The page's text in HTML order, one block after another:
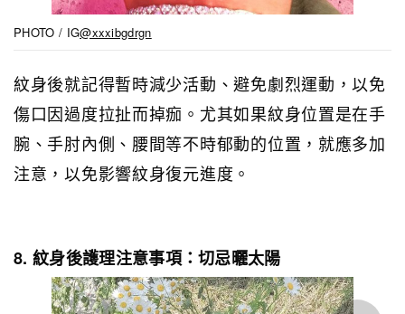
PHOTO / IG@xxxibgdrgn
紋身後就記得暫時減少活動、避免劇烈運動，以免
傷口因過度拉扯而掉痂。尤其如果紋身位置是在手
腕、手肘內側、腰間等不時郁動的位置，就應多加
注意，以免影響紋身復元進度。
8. 紋身後護理注意事項：切忌曬太陽